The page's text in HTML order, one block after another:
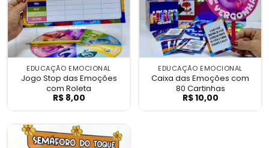
EDUCAÇÃO EMOCIONAL
Jogo Stop das Emoções
com Roleta
Jogo Stop das Emoções com Roleta
R$8,00
EDUCAÇÃO EMOCIONAL
Caixa das Emoções com
80 Cartinhas
Caixa das
R$10,00